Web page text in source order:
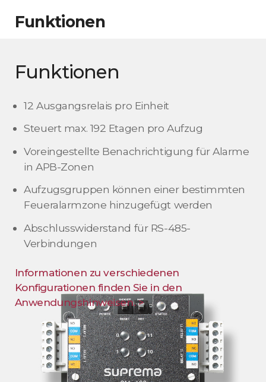
Funktionen
Funktionen
12 Ausgangsrelais pro Einheit
Steuert max. 192 Etagen pro Aufzug
Voreingestellte Benachrichtigung für Alarme
in APB-Zonen
Aufzugsgruppen können einer bestimmten
Feueralarmzone hinzugefügt werden
Abschlusswiderstand für RS-485-
Verbindungen
Informationen zu verschiedenen
Konfigurationen finden Sie in den
Anwendungshinweisen. >